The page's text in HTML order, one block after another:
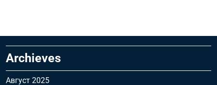
Archieves
Август 2025